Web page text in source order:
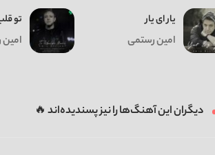
یار ای یار
امین رستمی
تو
دیگران این آهنگ‌ها را نیز پسندیده‌اند 🔥